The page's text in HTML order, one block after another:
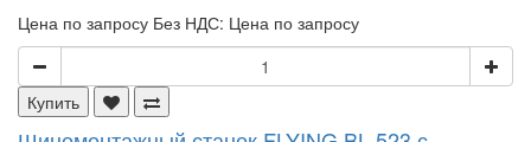
Цена по запросу Без НДС: Цена по запросу
Купить